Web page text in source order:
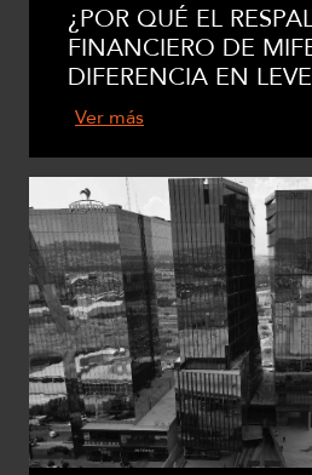
¿POR QUÉ EL
FINANCIERO DE
DIFERENCIA EN
Ver más